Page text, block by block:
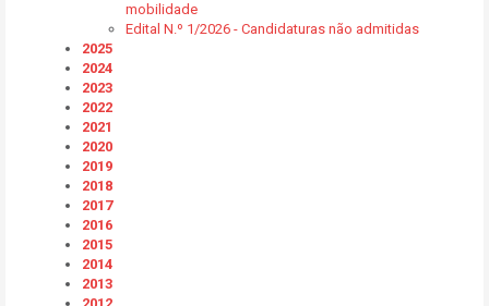
mobilidade
Edital N.º 1/2026 - Candidaturas não admitidas
2025
2024
2023
2022
2021
2020
2019
2018
2017
2016
2015
2014
2013